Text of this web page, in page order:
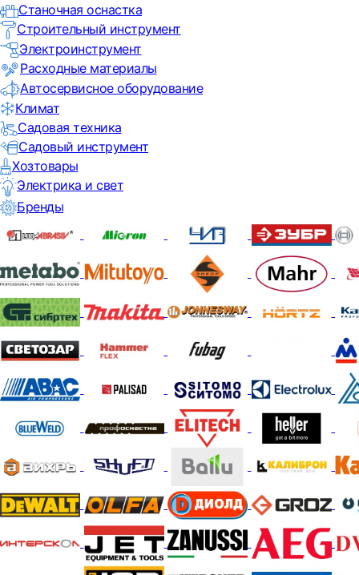
Станочная оснастка
Строительный инструмент
Электроинструмент
Расходные материалы
Автосервисное оборудование
Климат
Садовая техника
Садовый инструмент
Хозтовары
Электрика и свет
Бренды